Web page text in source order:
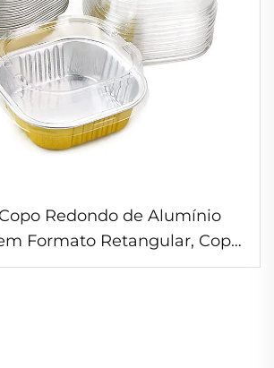
Copo Redondo de Alumínio
Formato Retangular, Copo
à Prova de Rugas, Copo